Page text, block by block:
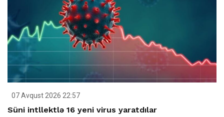
07 Avqust 2026 22:57
Süni intllektlə 16 yeni virus yaratdılar